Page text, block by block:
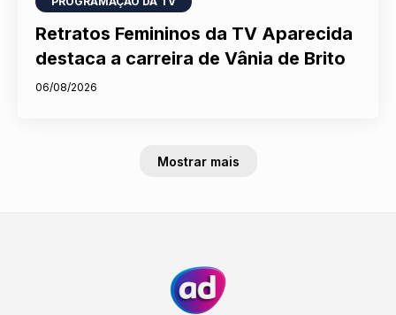
Retratos Femininos da TV Aparecida
destaca a carreira de Vânia de Brito
06/08/2026
Mostrar mais